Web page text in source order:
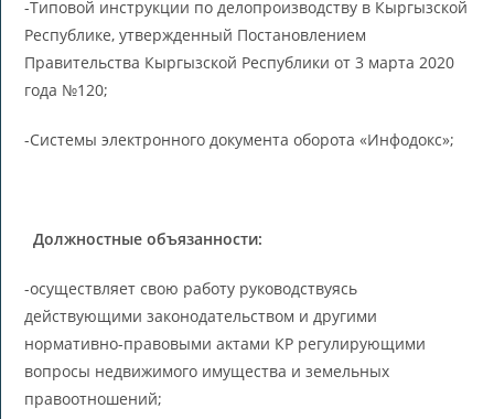
-Типовой инструкции по делопроизводству в Кыргызской
Республике, утвержденный Постановлением
Правительства Кыргызской Республики от 3 марта 2020
года №120;
-Системы электронного документа оборота «Инфодокс»;
Должностные объязанности:
-осуществляет свою работу руководствуясь
действующими законодательством и другими
нормативно-правовыми актами КР регулирующими
вопросы недвижимого имущества и земельных
правоотношений;